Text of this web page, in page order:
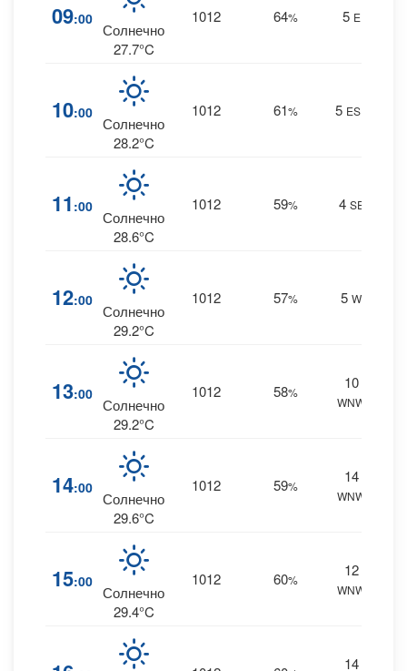
09:00
Солнечно
27.7°C
1012 64% 5 E
10:00
Солнечно
28.2°C
1012 61% 5 ESE
11 :00
Солнечно
28.6°C
1012 59% 4 SE
12:00
Солнечно
29.2°C
1012 57% 5 W
13:00
Солнечно
29.2°C
1012 58%
10
WNW
14:00
Солнечно
29.6°C
1012 59%
14
WNW
15:00
Солнечно
29.4°C
1012 60%
12
WNW
14